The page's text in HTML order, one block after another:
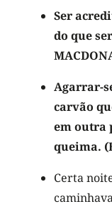
Ser
do que
Agarrar-
carvão
em outra
queima.
Certa